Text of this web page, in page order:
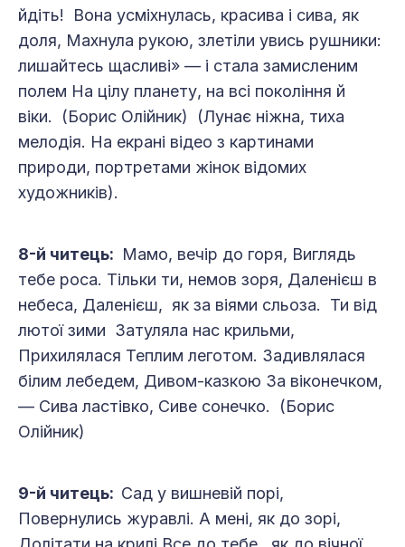
йдіть! Вона усміхнулась, красива і сива, як
доля, Махнула рукою, злетіли увись рушники:
лишайтесь щасливі» — і стала замисленим
полем На цілу планету, на всі покоління й
віки. (Борис Олійник) (Лунає ніжна, тиха
мелодія. На екрані відео з картинами
природи, портретами жінок відомих
художників).
8-й читець: Мамо, вечір до горя, Виглядь
тебе роса. Тільки ти, немов зоря, Даленієш в
небеса, Даленієш, як за віями сльоза. Ти від
лютої зими Затуляла нас крильми,
Прихилялася Теплим леготом. Задивлялася
білим лебедем, Дивом-казкою За віконечком,
— Сива ластівко, Сиве сонечко. (Борис
Олійник)
9-й читець: Сад у вишневій порі,
Повернулись журавлі. А мені, як до зорі,